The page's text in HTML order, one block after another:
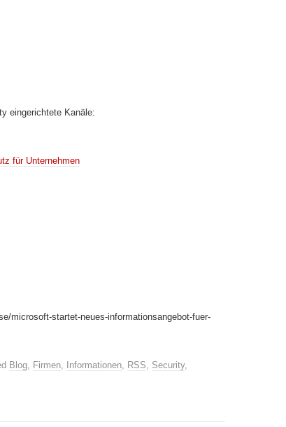
eingerichtete Kanäle:
für Unternehmen
microsoft-startet-neues-informationsangebot-fuer-
Blog, Firmen, Informationen, RSS, Security,